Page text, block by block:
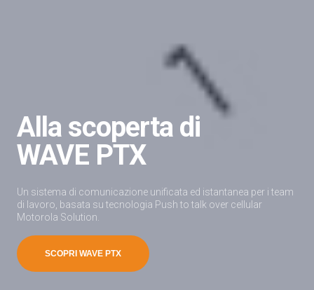
Alla scoperta di
WAVE PTX
Un sistema di comunicazione unificata ed istantanea per i team
di lavoro, basata su tecnologia Push to talk over cellular
Motorola Solution.
SCOPRI WAVE PTX